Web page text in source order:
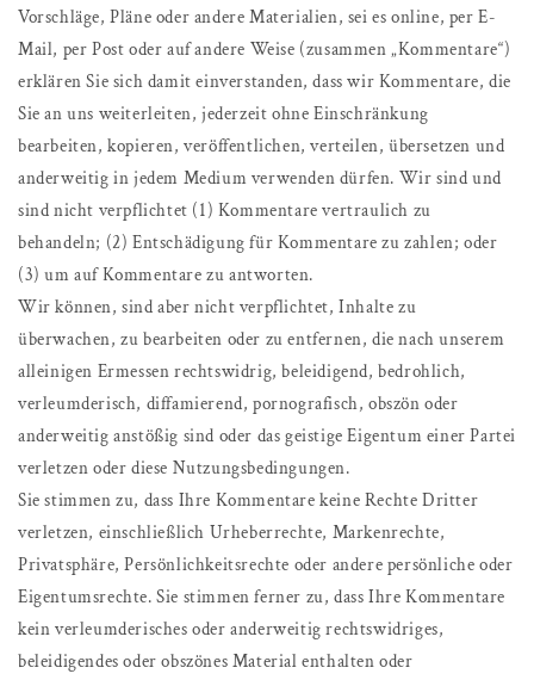
Vorschläge, Pläne oder andere Materialien, sei es online, per E-
Mail, per Post oder auf andere Weise (zusammen „Kommentare“)
erklären Sie sich damit einverstanden, dass wir Kommentare, die
Sie an uns weiterleiten, jederzeit ohne Einschränkung
bearbeiten, kopieren, veröffentlichen, verteilen, übersetzen und
anderweitig in jedem Medium verwenden dürfen. Wir sind und
sind nicht verpflichtet (1) Kommentare vertraulich zu
behandeln; (2) Entschädigung für Kommentare zu zahlen; oder
(3) um auf Kommentare zu antworten.
Wir können, sind aber nicht verpflichtet, Inhalte zu
überwachen, zu bearbeiten oder zu entfernen, die nach unserem
alleinigen Ermessen rechtswidrig, beleidigend, bedrohlich,
verleumderisch, diffamierend, pornografisch, obszön oder
anderweitig anstößig sind oder das geistige Eigentum einer Partei
verletzen oder diese Nutzungsbedingungen.
Sie stimmen zu, dass Ihre Kommentare keine Rechte Dritter
verletzen, einschließlich Urheberrechte, Markenrechte,
Privatsphäre, Persönlichkeitsrechte oder andere persönliche oder
Eigentumsrechte. Sie stimmen ferner zu, dass Ihre Kommentare
kein verleumderisches oder anderweitig rechtswidriges,
beleidigendes oder obszönes Material enthalten oder